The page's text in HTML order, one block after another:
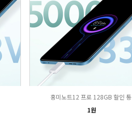
홍미노트12 프로 128GB 할인 통
1원